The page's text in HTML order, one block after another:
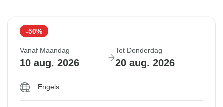
-50%
Vanaf Maandag
10 aug. 2026
Tot Donderdag
20 aug. 2026
Engels